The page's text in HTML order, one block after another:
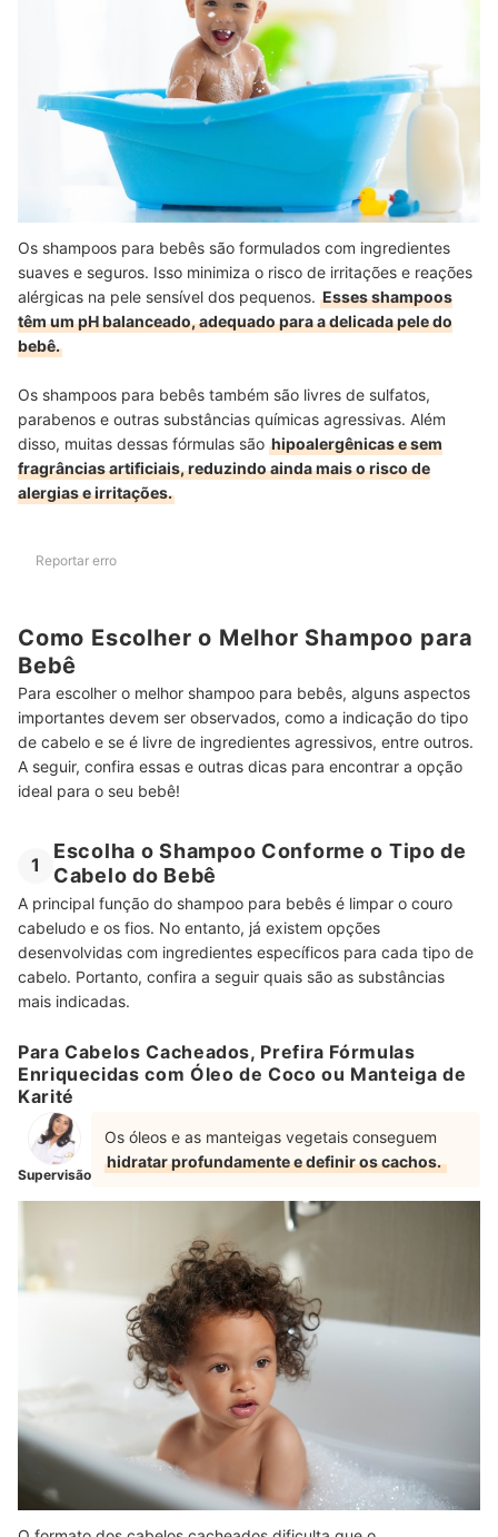
Os shampoos para bebês são formulados com ingredientes
suaves e seguros. Isso minimiza o risco de irritações e reações
alérgicas na pele sensível dos pequenos. Esses shampoos
têm um pH balanceado, adequado para a delicada pele do
bebê.
Os shampoos para bebês também são livres de sulfatos,
parabenos e outras substâncias químicas agressivas. Além
disso, muitas dessas fórmulas são hipoalergênicas e sem
fragrâncias artificiais, reduzindo ainda mais o risco de
alergias e irritações.
Reportar erro
Como Escolher o Melhor Shampoo para
Bebê
Para escolher o melhor shampoo para bebês, alguns aspectos
importantes devem ser observados, como a indicação do tipo
de cabelo e se é livre de ingredientes agressivos, entre outros.
A seguir, confira essas e outras dicas para encontrar a opção
ideal para o seu bebê!
1
Escolha o Shampoo Conforme o Tipo de
Cabelo do Bebê
A principal função do shampoo para bebês é limpar o couro
cabeludo e os fios. No entanto, já existem opções
desenvolvidas com ingredientes específicos para cada tipo de
cabelo. Portanto, confira a seguir quais são as substâncias
mais indicadas.
Para Cabelos Cacheados, Prefira Fórmulas
Enriquecidas com Óleo de Coco ou Manteiga de
Karité
Supervisão
Os óleos e as manteigas vegetais conseguem
hidratar profundamente e definir os cachos.